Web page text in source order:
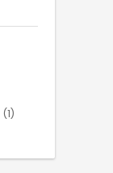
(1)